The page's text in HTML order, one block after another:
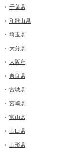
千葉県
和歌山県
埼玉県
大分県
大阪府
奈良県
宮城県
宮崎県
富山県
山口県
山形県